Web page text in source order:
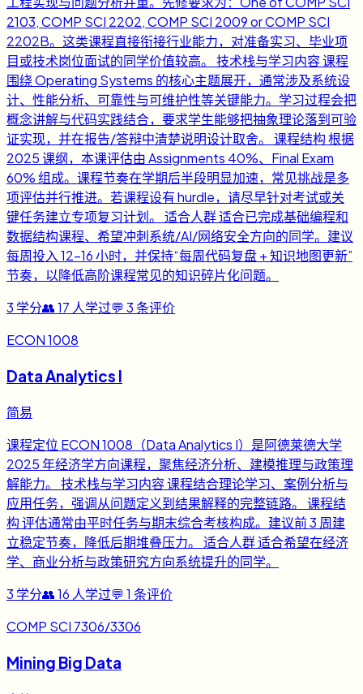
2103, COMP SCI 2202, COMP SCI 2009 or COMP SCI
2202B。这类课程直接衔接行业能力，对准备实习、毕业项
目或技术岗位面试的同学价值较高。 技术栈与学习内容 课程
围绕 Operating Systems 的核心主题展开，通常涉及系统设
计、性能分析、可靠性与可维护性等关键能力。学习过程会把
概念讲解与代码实践结合，要求学生能够把抽象理论落到可验
证实现，并在报告/答辩中清楚说明设计取舍。 课程结构 根据
2025 课纲，本课评估由 Assignments 40%、Final Exam
60% 组成。课程节奏在学期后半段明显加速，常见挑战是多
项评估并行推进。若课程设有 hurdle，请尽早针对考试或关
键任务建立专项复习计划。 适合人群 适合已完成基础编程和
数据结构课程、希望冲刺系统/AI/网络安全方向的同学。建议
每周投入 12-16 小时，并保持“每周代码复盘 + 知识地图更新”
节奏，以降低高阶课程常见的知识碎片化问题。
3 学分👥17 人学过💬 3条评价
ECON 1008
Data Analytics I
简易
课程定位 ECON 1008（Data Analytics I）是阿德莱德大学
2025 年经济学方向课程，聚焦经济分析、建模推理与政策理
解能力。 技术栈与学习内容 课程结合理论学习、案例分析与
应用任务，强调从问题定义到结果解释的完整链路。 课程结
构 评估通常由平时任务与期末综合考核构成。建议前 3 周建
立稳定节奏，降低后期堆叠压力。 适合人群 适合希望在经济
学、商业分析与政策研究方向系统提升的同学。
3 学分👥16 人学过💬 1 条评价
COMP SCI 7306/3306
Mining Big Data